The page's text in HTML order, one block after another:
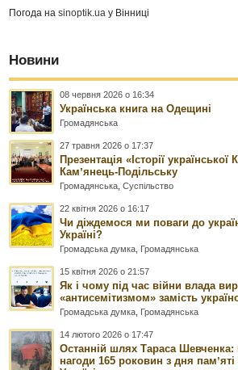
Погода наsinoptik.ua у Вінниці
Новини
08 червня 2026 о 16:34
Українська книга на Одещині
Громадянська
27 травня 2026 о 17:37
Презентація «Історії української
Камʼянець-Подільську
Громадянська ,Суспільство
22 квітня 2026 о 16:17
Чи діждемося ми поваги до
Україні?
Громадська думка Громадянська
15 квітня 2026 о 21:57
Як і чому під час війни влада
«антисемітизмом» замість
Громадська думка Громадянська
14 лютого 2026 о 17:47
Останній шлях Тараса Шевченка:
нагоди 165 роковин з дня